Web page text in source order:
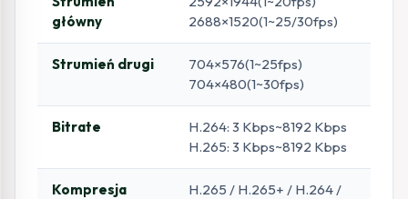
główny
2688×1520(1~25/30fps)
Strumień drugi
704×576(1~25fps)
704×480(1~30fps)
Bitrate
H.264: 3 Kbps~8192 Kbps
H.265: 3 Kbps~8192 Kbps
Kompresja
H.265 / H.265+ / H.264 /